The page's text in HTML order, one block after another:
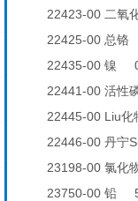
22423-00 二氧
22425-00 总铬
22435-00 镍
22441-00 活性
22445-00 Liu化
22446-00 丹宁
23198-00 氯化
23750-00 铅